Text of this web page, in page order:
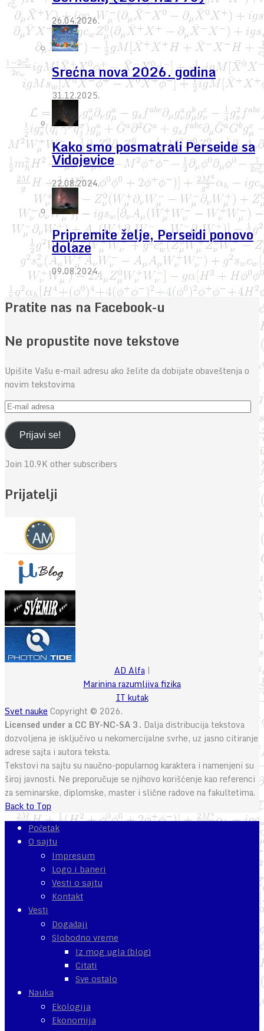
26.04.2026.
Srećna nova 2026. godina
31.12.2025.
Kako smo posmatrali Perseide sa
Vidojevice
22.08.2024.
Pripremite želje, Perseidi ponovo
dolaze
09.08.2024.
Pratite nas na Facebook-u
Ne propustite nove tekstove
Upišite Vašu e-mail adresu ako želite da dobijate obaveštenja o
novim tekstovima
E-
mail
adresaPrijavi se!
Join 10.9K other subscribers
Prijatelji
AD Alfa|
Marinina razumljiva fizika
IT kutak
Svet nauke Copyright © 2026.
Licensed under a CC BY-NC-SA 3. Dalja distribucija tekstova
dozvoljena je isključivo u nekomercijalne svrhe, uz jasno citiranje
adrese sajta i autora teksta.
Tekstovi na sajtu su naučno-popularnog karaktera i namenjeni su
široj javnosti. Ne preporučuje se njihovo korišćenje kao referenci
za seminarske, diplomske, master i slične radove na fakultetima.
Back to Top
Početak
O sajtu
Impresum
Logo i baneri
Vesti o sajtu
Kontakt
Vesti
Događaji
Slobodno vreme
Iz mog ugla (blog)
Citati
Sve ostalo
Nauka
Ekologija
Ekonomija